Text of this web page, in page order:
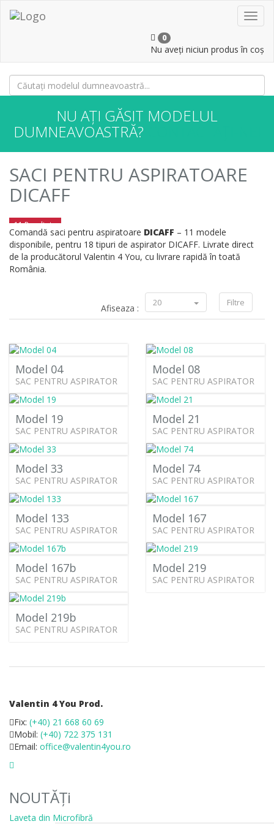
0
Nu aveți niciun produs în coș
NU AȚI GĂSIT MODELUL
DUMNEAVOASTRĂ?
SACI PENTRU ASPIRATOARE
DICAFF
11 Rezultate
Comandă saci pentru aspiratoare DICAFF – 11 modele
disponibile, pentru 18 tipuri de aspirator DICAFF. Livrate direct
de la producătorul Valentin 4 You, cu livrare rapidă în toată
România.
Filtre
Afiseaza : 20
Model 04
SAC PENTRU ASPIRATOR
Model 08
SAC PENTRU ASPIRATOR
Model 19
SAC PENTRU ASPIRATOR
Model 21
SAC PENTRU ASPIRATOR
Model 33
SAC PENTRU ASPIRATOR
Model 74
SAC PENTRU ASPIRATOR
Model 133
SAC PENTRU ASPIRATOR
Model 167
SAC PENTRU ASPIRATOR
Model 167b
SAC PENTRU ASPIRATOR
Model 219
SAC PENTRU ASPIRATOR
Model 219b
SAC PENTRU ASPIRATOR
Valentin 4 You Prod.
Fix: (+40) 21 668 60 69
Mobil: (+40) 722 375 131
Email: office@valentin4you.ro
NOUTĂȚi
Laveta din Microfibră